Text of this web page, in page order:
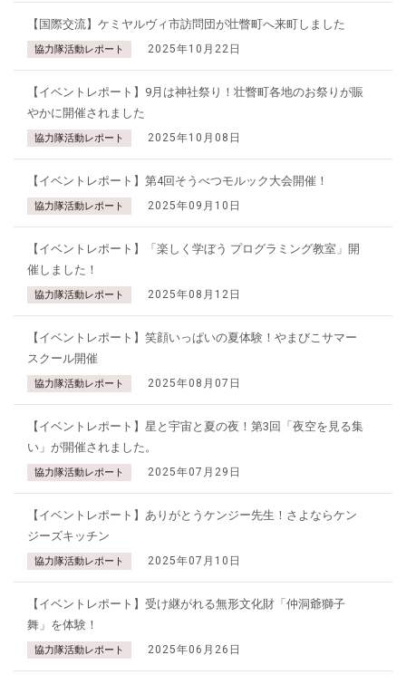
【国際交流】ケミヤルヴィ市訪問団が壮瞥町へ来町しました
協力隊活動レポート 2025年10月22日
【イベントレポート】9月は神社祭り！壮瞥町各地のお祭りが賑
やかに開催されました
協力隊活動レポート 2025年10月08日
【イベントレポート】第4回そうべつモルック大会開催！
協力隊活動レポート 2025年09月10日
【イベントレポート】「楽しく学ぼう プログラミング教室」開
催しました！
協力隊活動レポート 2025年08月12日
【イベントレポート】笑顔いっぱいの夏体験！やまびこサマー
スクール開催
協力隊活動レポート 2025年08月07日
【イベントレポート】星と宇宙と夏の夜！第3回「夜空を見る集
い」が開催されました。
協力隊活動レポート 2025年07月29日
【イベントレポート】ありがとうケンジー先生！さよならケン
ジーズキッチン
協力隊活動レポート 2025年07月10日
【イベントレポート】受け継がれる無形文化財「仲洞爺獅子
舞」を体験！
協力隊活動レポート 2025年06月26日